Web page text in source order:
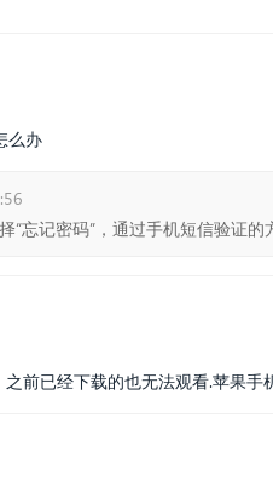
么办
忘记密码”，通过手机短信验证的
前已经下载的也无法观看.苹果手